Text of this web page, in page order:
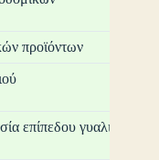
προϊόντων
και